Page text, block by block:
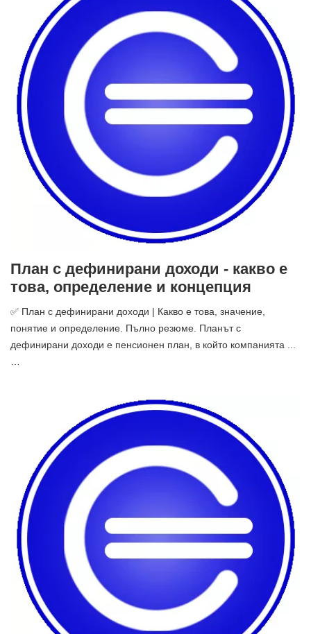
План с дефинирани доходи - какво е
това, определение и концепция
✅ План с дефинирани доходи | Какво е това, значение,
понятие и определение. Пълно резюме. Планът с
дефинирани доходи е пенсионен план, в който компанията ...
…